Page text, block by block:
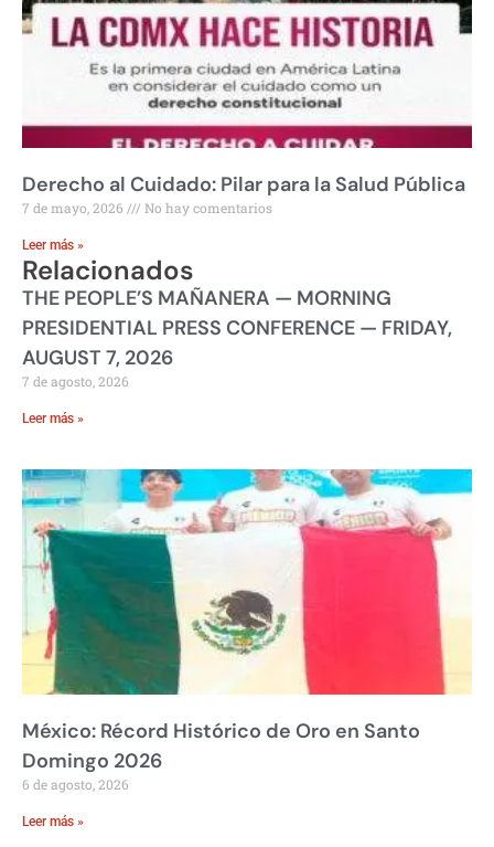
Derecho al Cuidado: Pilar para la Salud Pública
7 de mayo, 2026 No hay comentarios
Leer más »
Relacionados
THE PEOPLE’S MAÑANERA — MORNING
PRESIDENTIAL PRESS CONFERENCE — FRIDAY,
AUGUST 7, 2026
7 de agosto, 2026
Leer más »
México: Récord Histórico de Oro en Santo
Domingo 2026
6 de agosto, 2026
Leer más »